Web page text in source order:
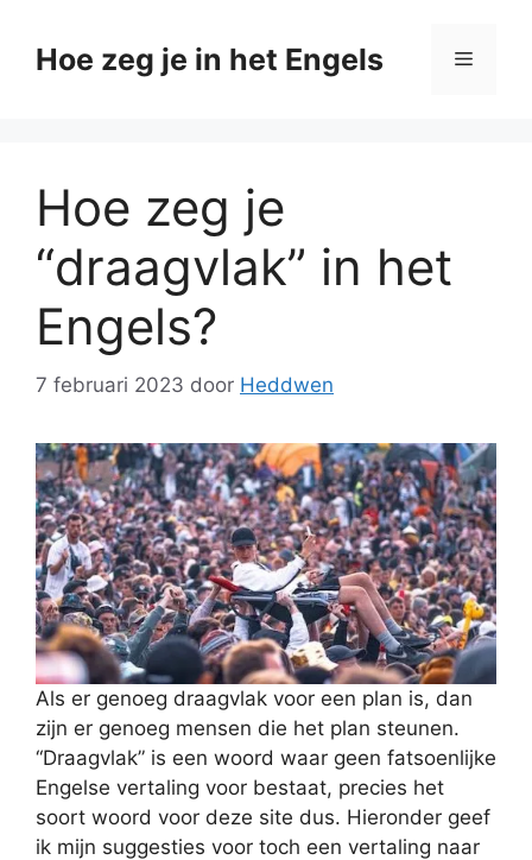
naarHoe zeg je in het Engels Menu
Hoe zeg je
“draagvlak” in het
Engels?
7 februari 2023 door Heddwen
Als er genoeg draagvlak voor een plan is, dan
zijn er genoeg mensen die het plan steunen.
“Draagvlak” is een woord waar geen fatsoenlijke
Engelse vertaling voor bestaat, precies het
soort woord voor deze site dus. Hieronder geef
ik mijn suggesties voor toch een vertaling naar